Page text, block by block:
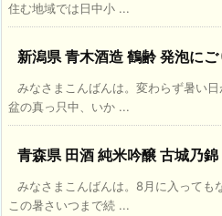
住む地域では日中小 ...
新潟県 青木酒造 鶴齢 発泡にご
みなさまこんばんは。変わらず暑い
盆の真っ只中、いか ...
青森県 田酒 純米吟醸 古城乃錦
みなさまこんばんは。8月に入っても
この暑さいつまで続 ...